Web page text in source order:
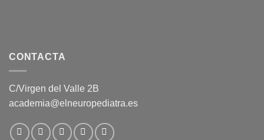
CONTACTA
C/Virgen del Valle 2B
academia@elneuropediatra.es